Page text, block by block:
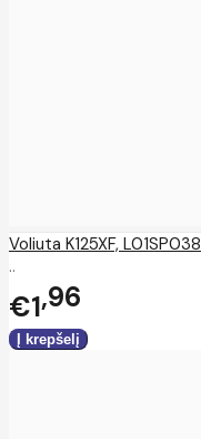
Voliuta K125XF, L01SP038
..
€1 96